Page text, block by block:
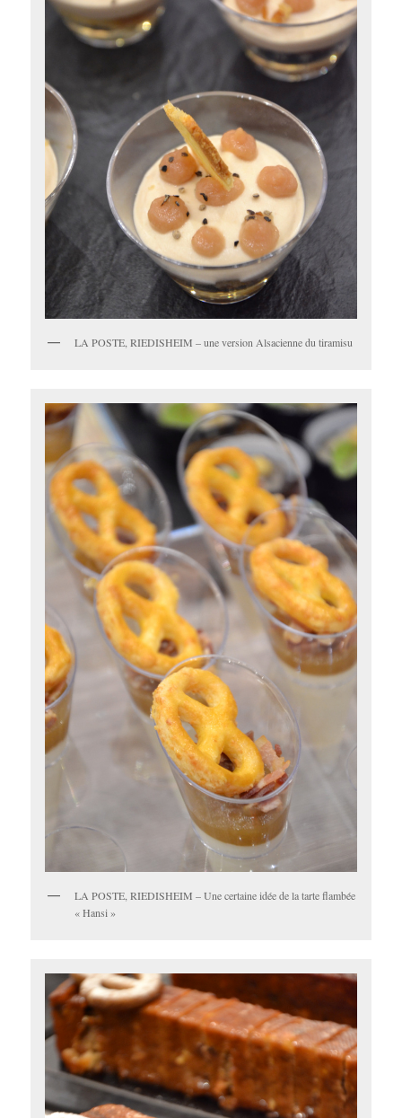
LA POSTE, RIEDISHEIM – une version Alsacienne du tiramisu
LA POSTE, RIEDISHEIM – Une certaine idée de la tarte flambée
« Hansi »